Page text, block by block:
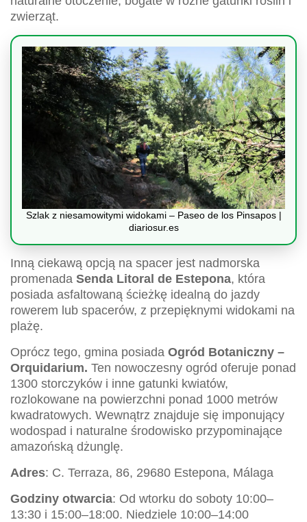
zwierząt.
Szlak z niesamowitymi widokami – Paseo de los Pinsapos |
diariosur.es
Inną ciekawą opcją na spacer jest nadmorska
promenada Senda Litoral de Estepona, która
posiada asfaltowaną ścieżkę idealną do jazdy
rowerem lub spacerów, z przepięknymi widokami na
plażę.
Oprócz tego, gmina posiada Ogród Botaniczny –
Orquidarium. Ten nowoczesny ogród oferuje ponad
1300 storczyków i inne gatunki kwiatów,
rozlokowane na powierzchni ponad 1000 metrów
kwadratowych. Wewnątrz znajduje się imponujący
wodospad i naturalne środowisko przypominające
amazońską dżunglę.
Adres: C. Terraza, 86, 29680 Estepona, Málaga
Godziny otwarcia: Od wtorku do soboty 10:00–
13:30 i 15:00–18:00. Niedziele 10:00–14:00